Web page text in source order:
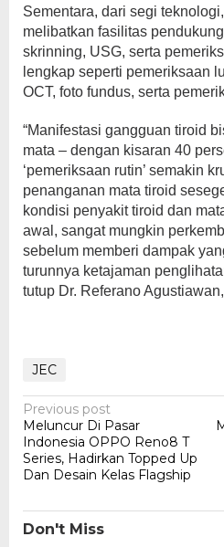
Sementara, dari segi
melibatkan fasilitas
skrinning, USG, serta
lengkap seperti pemeriksaan
OCT, foto fundus, serta
“Manifestasi gangguan tiroid
mata – dengan kisaran 40
‘pemeriksaan rutin’ semakin
penanganan mata tiroid
kondisi penyakit tiroid dan
awal, sangat mungkin
sebelum memberi dampak
turunnya ketajaman
tutup Dr. Referano
JEC
Post
navigation
Previous post
Meluncur Di Pasar
Indonesia OPPO Reno8 T
Series, Hadirkan Topped Up
Dan Desain Kelas Flagship
Don't Miss